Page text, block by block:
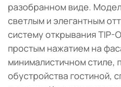
разобранном виде.
светлым и элегантным
систему открывания TIP-
простым нажатием на
минималистичном стиле,
обустройства гостиной,